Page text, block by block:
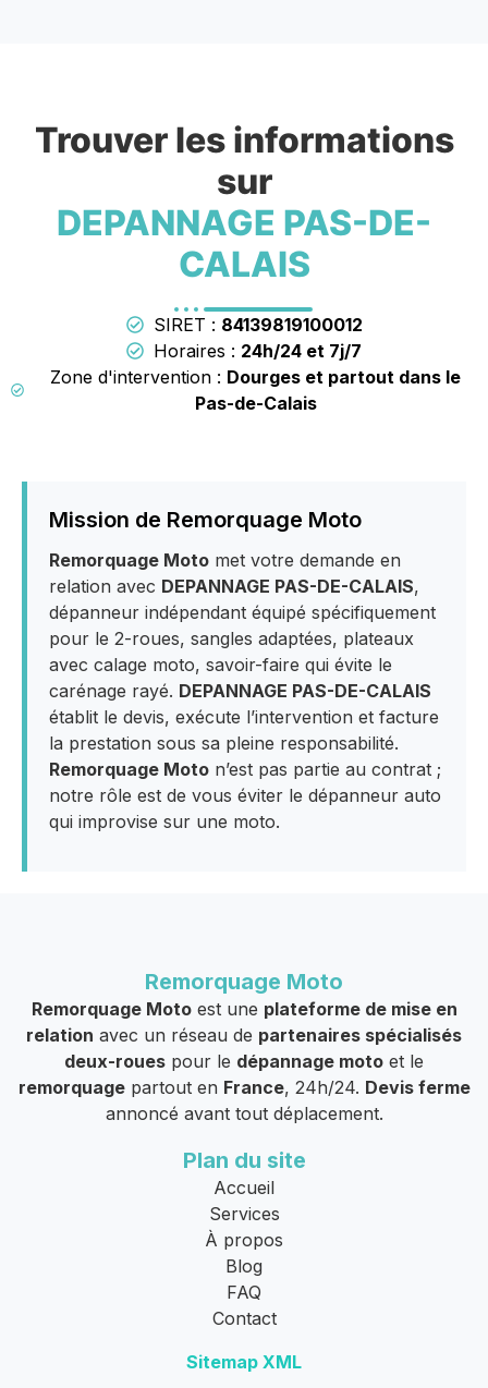
Trouver les informations
sur
DEPANNAGE PAS-DE-
CALAIS
SIRET : 84139819100012
Horaires : 24h/24 et 7j/7
Zone d'intervention : Dourges et partout dans le
Pas-de-Calais
Mission de Remorquage Moto
Remorquage Moto met votre demande en
relation avec DEPANNAGE PAS-DE-CALAIS,
dépanneur indépendant équipé spécifiquement
pour le 2-roues, sangles adaptées, plateaux
avec calage moto, savoir-faire qui évite le
carénage rayé. DEPANNAGE PAS-DE-CALAIS
établit le devis, exécute l’intervention et facture
la prestation sous sa pleine responsabilité.
Remorquage Moto n’est pas partie au contrat ;
notre rôle est de vous éviter le dépanneur auto
qui improvise sur une moto.
Remorquage Moto
Remorquage Motoest une plateforme de mise en
relation avec un réseau de partenaires spécialisés
deux-roues pour le dépannage moto et le
remorquagepartout en France, 24h/24. Devis ferme
annoncé avant tout déplacement.
Plan du site
Accueil
Services
À propos
Blog
FAQ
Contact
Sitemap XML